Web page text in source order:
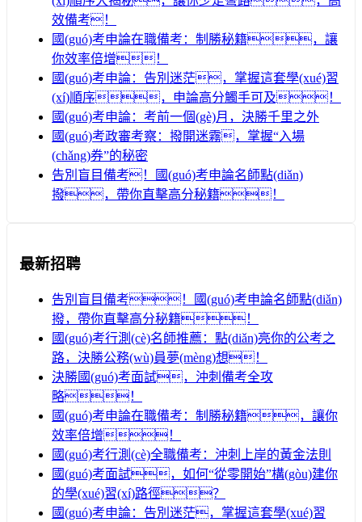
效備考！
國(guó)考申論在職備考：制勝秘籍，讓
你效率倍增！
國(guó)考申論：告別迷茫，掌握這套學(xué)習
(xí)順序，申論高分觸手可及！
國(guó)考申論：考前一個(gè)月，決勝千里之外
國(guó)考政審考察：撥開迷霧，掌握“入場
(chǎng)券”的秘密
告別盲目備考！國(guó)考申論名師點(diǎn)
撥，帶你直擊高分秘籍！
最新招聘
告別盲目備考！國(guó)考申論名師點(diǎn)
撥，帶你直擊高分秘籍！
國(guó)考行測(cè)名師推薦：點(diǎn)亮你的公考之
路，決勝公務(wù)員夢(mèng)想！
決勝國(guó)考面試，沖刺備考全攻
略！
國(guó)考申論在職備考：制勝秘籍，讓你
效率倍增！
國(guó)考行測(cè)全職備考：沖刺上岸的黃金法則
國(guó)考面試，如何“從零開始”構(gòu)建你
的學(xué)習(xí)路徑？
國(guó)考申論：告別迷茫，掌握這套學(xué)習